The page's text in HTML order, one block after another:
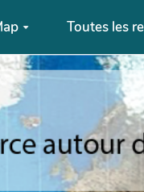
Toutes les